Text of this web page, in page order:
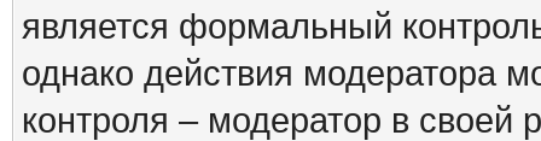
является формальный
однако действия модератора
контроля – модератор в своей